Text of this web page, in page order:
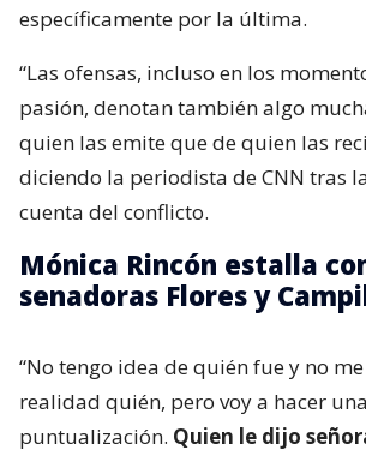
específicamente por la última.
“Las ofensas, incluso en los
pasión, denotan también algo
quien las emite que de quien las
diciendo la periodista de CNN tras
cuenta del conflicto.
Mónica Rincón estalla
senadoras Flores y
“No tengo idea de quién fue y no
realidad quién, pero voy a hacer
puntualización. Quien le dijo